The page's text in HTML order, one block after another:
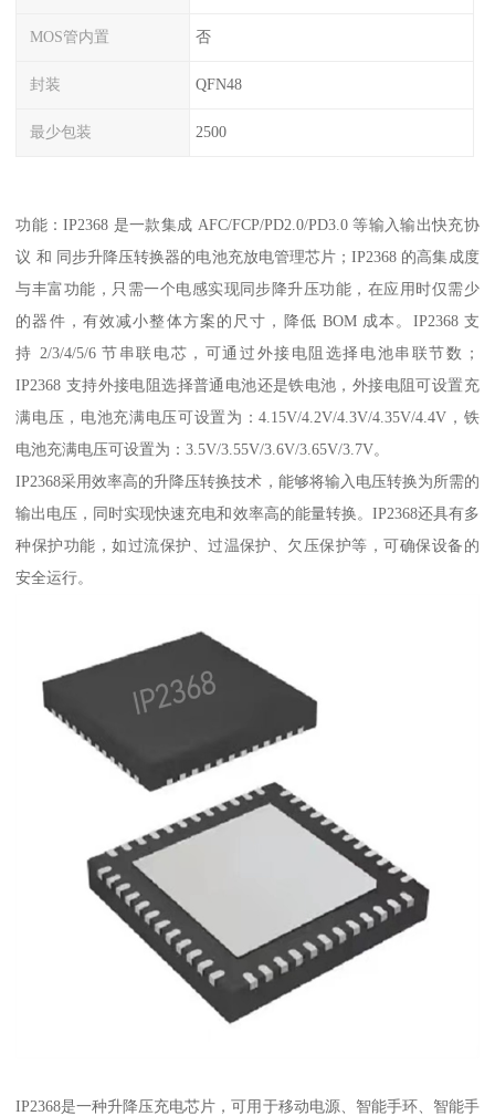
MOS管内置 否
封装 QFN48
最少包装 2500
功能：IP2368 是一款集成 AFC/FCP/PD2.0/PD3.0 等输入输出快充协
议 和 同步升降压转换器的电池充放电管理芯片；IP2368 的高集成度
与丰富功能，只需一个电感实现同步降升压功能，在应用时仅需少
的器件，有效减小整体方案的尺寸，降低 BOM 成本。IP2368 支
持 2/3/4/5/6 节串联电芯，可通过外接电阻选择电池串联节数；
IP2368 支持外接电阻选择普通电池还是铁电池，外接电阻可设置充
满电压，电池充满电压可设置为：4.15V/4.2V/4.3V/4.35V/4.4V，铁
电池充满电压可设置为：3.5V/3.55V/3.6V/3.65V/3.7V。
IP2368采用效率高的升降压转换技术，能够将输入电压转换为所需的
输出电压，同时实现快速充电和效率高的能量转换。IP2368还具有多
种保护功能，如过流保护、过温保护、欠压保护等，可确保设备的
安全运行。
IP2368是一种升降压充电芯片，可用于移动电源、智能手环、智能手